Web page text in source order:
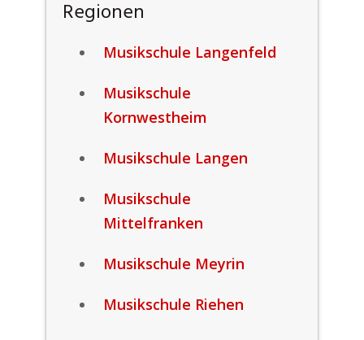
Regionen
Musikschule Langenfeld
Musikschule
Kornwestheim
Musikschule Langen
Musikschule
Mittelfranken
Musikschule Meyrin
Musikschule Riehen